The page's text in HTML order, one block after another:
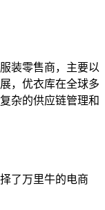
装零售商，主要以
，优衣库在全球多
杂的供应链管理和
了万里牛的电商